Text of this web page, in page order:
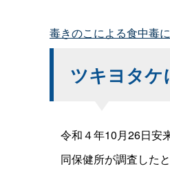
毒きのこによる食中毒
ツキヨタケ
令和４年10月26日安
同保健所が調査した